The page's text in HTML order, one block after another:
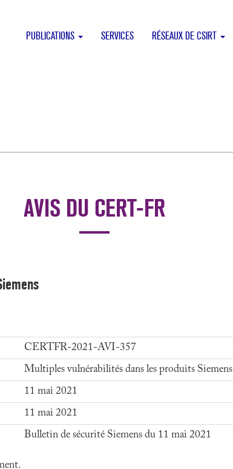
PUBLICATIONS SERVICES RÉSEAUX DE CSIRT
AVIS DU CERT-FR
CERTFR-2021-AVI-357
Multiples vulnérabilités dans les produits Siemens
11 mai 2021
11 mai 2021
Bulletin de sécurité Siemens du 11 mai 2021